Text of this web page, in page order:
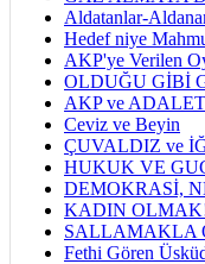
Aldatanlar-
Hedef niye
AKP'ye Verilen
OLDUĞU GİBİ
AKP ve
Ceviz ve Beyin
ÇUVALDIZ ve
HUKUK VE
DEMOKRASİ,
KADIN
SALLAMAKLA
Fethi Gören